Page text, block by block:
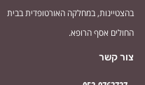
בהצטיינות, במחלקה האורטופדית בבית
החולים אסף הרופא.
צור קשר